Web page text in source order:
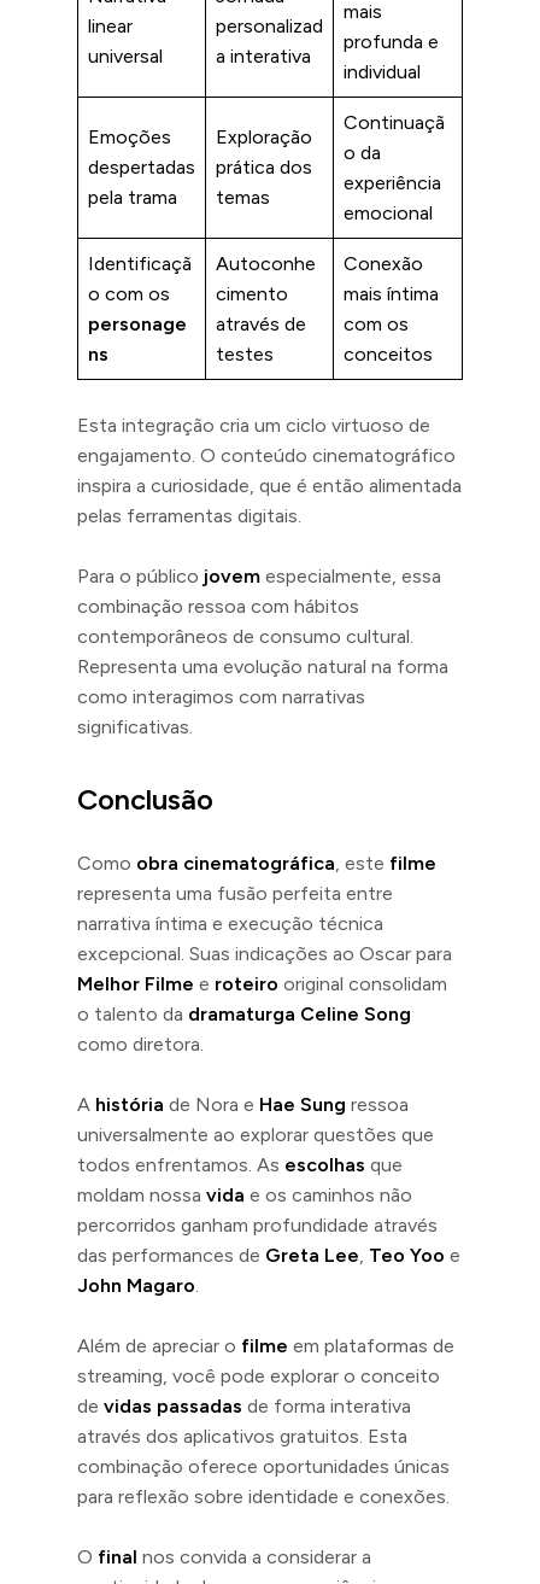
linear
universal
personalizad
a interativa
mais
profunda e
individual
Emoções
despertadas
pela trama
Exploração
prática dos
temas
Continuaçã
o da
experiência
emocional
Identificaçã
o com os
personage
ns
Autoconhe
cimento
através de
testes
Conexão
mais íntima
com os
conceitos
Esta integração cria um ciclo virtuoso de
engajamento. O conteúdo cinematográfico
inspira a curiosidade, que é então alimentada
pelas ferramentas digitais.
Para o público jovem especialmente, essa
combinação ressoa com hábitos
contemporâneos de consumo cultural.
Representa uma evolução natural na forma
como interagimos com narrativas
significativas.
Conclusão
Como obra cinematográfica, este filme
representa uma fusão perfeita entre
narrativa íntima e execução técnica
excepcional. Suas indicações ao Oscar para
Melhor Filme e roteiro original consolidam
o talento da dramaturga Celine Song
como diretora.
A história de Nora e Hae Sung ressoa
universalmente ao explorar questões que
todos enfrentamos. As escolhas que
moldam nossa vida e os caminhos não
percorridos ganham profundidade através
das performances de Greta Lee, Teo Yoo e
John Magaro.
Além de apreciar o filme em plataformas de
streaming, você pode explorar o conceito
de vidas passadas de forma interativa
através dos aplicativos gratuitos. Esta
combinação oferece oportunidades únicas
para reflexão sobre identidade e conexões.
O final nos convida a considerar a